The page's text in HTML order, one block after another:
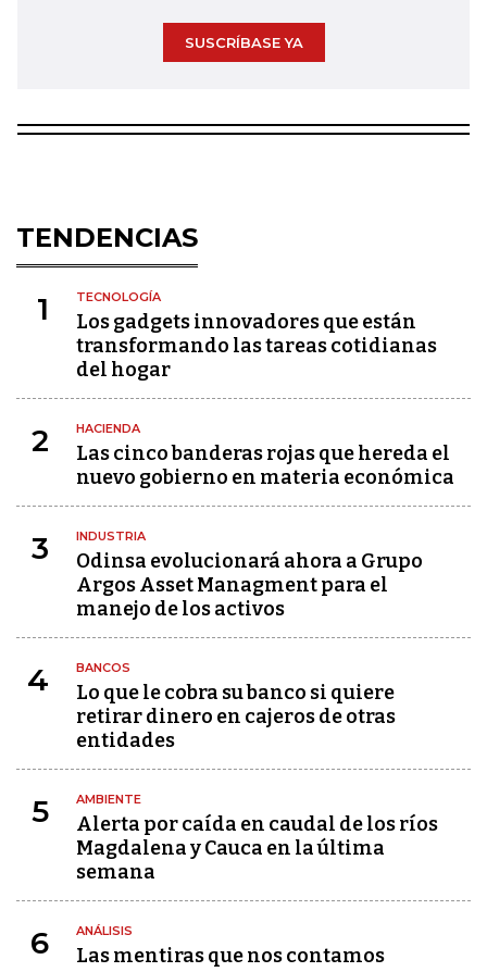
SUSCRÍBASE YA
TENDENCIAS
1 TECNOLOGÍA
Los gadgets innovadores que están
transformando las tareas cotidianas
del hogar
2 HACIENDA
Las cinco banderas rojas que hereda el
nuevo gobierno en materia económica
3 INDUSTRIA
Odinsa evolucionará ahora a Grupo
Argos Asset Managment para el
manejo de los activos
4 BANCOS
Lo que le cobra su banco si quiere
retirar dinero en cajeros de otras
entidades
5 AMBIENTE
Alerta por caída en caudal de los ríos
Magdalena y Cauca en la última
semana
6 ANÁLISIS
Las mentiras que nos contamos